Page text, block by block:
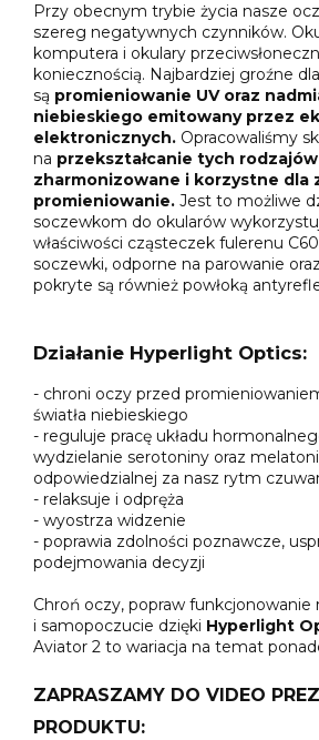
Przy obecnym trybie życia nasze
szereg negatywnych czynników.
komputera i okulary
koniecznością. Najbardziej groźne
są promieniowanie UV oraz
niebieskiego emitowany przez
elektronicznych. Opracowaliśmy
na przekształcanie tych rodzajów
zharmonizowane i korzystne dla
promieniowanie. Jest to możliwe
soczewkom do okularów
właściwości cząsteczek fulerenu
soczewki, odporne na parowanie
pokryte są również powłoką
Działanie Hyperlight Optics:
- chroni oczy przed
światła niebieskiego
- reguluje pracę układu
wydzielanie serotoniny oraz
odpowiedzialnej za nasz rytm
- relaksuje i odpręża
- wyostrza widzenie
- poprawia zdolności poznawcze,
podejmowania decyzji
Chroń oczy, popraw funkcjonowanie
i samopoczucie dzięki Hyperlight
Aviator 2 to wariacja na temat
ZAPRASZAMY DO VIDEO
PRODUKTU: